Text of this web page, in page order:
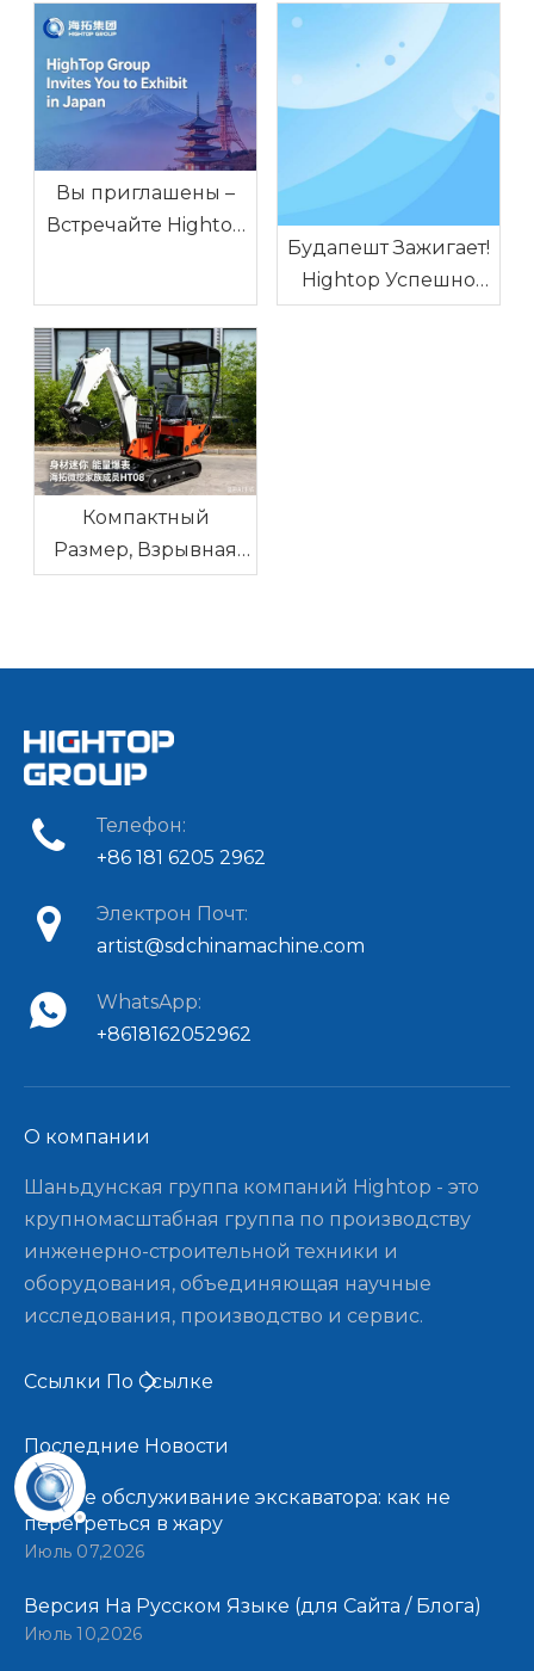
Вы приглашены –
Встречайте Hightop
Будапешт Зажигает!
Hightop Успешно
Завершил Выставку
Компактный
Размер, Взрывная
Мощность – Hightop
Телефон:
+86 181 6205 2962
Электрон Почт:
artist@sdchinamachine.com
WhatsApp:
+8618162052962
О компании​​​​​​​
Шаньдунская группа компаний Hightop - это
крупномасштабная группа по производству
инженерно-строительной техники и
оборудования, объединяющая научные
исследования, производство и сервис.
Ссылки По Ссылке
Последние Новости​​​​​​​
Летнее обслуживание экскаватора: как не
перегреться в жару
Июль 07,2026
Версия На Русском Языке (для Сайта / Блога)
Июль 10,2026